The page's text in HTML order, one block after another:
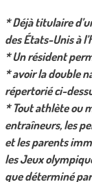
* Déjà titulaire
des États-Unis à
* Un résident
* avoir la double
répertorié ci-
* Tout athlète ou
entraîneurs, les
et les parents
les Jeux
que déterminé